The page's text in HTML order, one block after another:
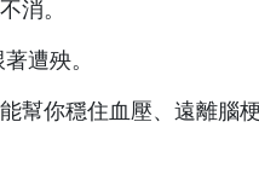
消。
遭殃。
幫你穩住血壓、遠離腦